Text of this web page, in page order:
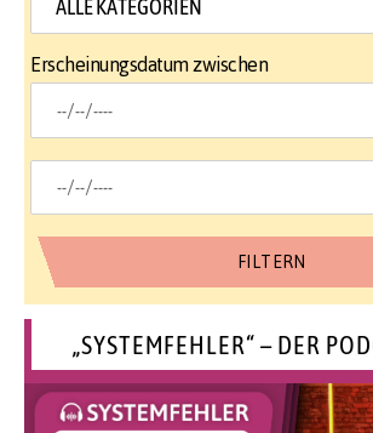
Erscheinungsdatum zwischen
„SYSTEMFEHLER“ – DER